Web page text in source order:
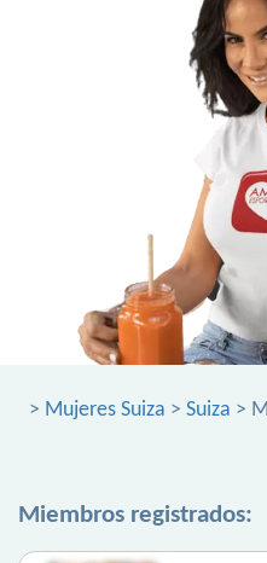
> Mujeres Suiza > Suiza >
Miembros registrados: